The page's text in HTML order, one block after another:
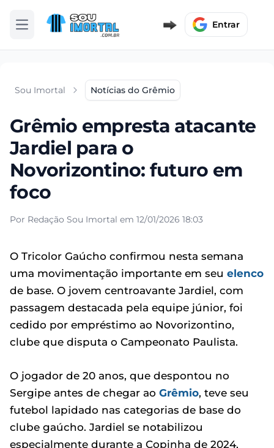
Abrir menu Entrar
Sou Imortal Notícias do Grêmio
Grêmio empresta atacante
Jardiel para o
Novorizontino: futuro em
foco
Por Redação Sou Imortal em 12/01/2026 18:03
O Tricolor Gaúcho confirmou nesta semana
uma movimentação importante em seu elenco
de base. O jovem centroavante Jardiel, com
passagem destacada pela equipe júnior, foi
cedido por empréstimo ao Novorizontino,
clube que disputa o Campeonato Paulista.
O jogador de 20 anos, que despontou no
Sergipe antes de chegar ao Grêmio, teve seu
futebol lapidado nas categorias de base do
clube gaúcho. Jardiel se notabilizou
especialmente durante a Copinha de 2024,